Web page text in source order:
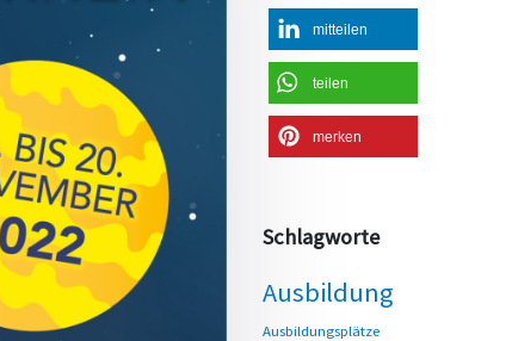
mitteilen
teilen
merken
Schlagworte
Ausbildung
Ausbildungsplätze